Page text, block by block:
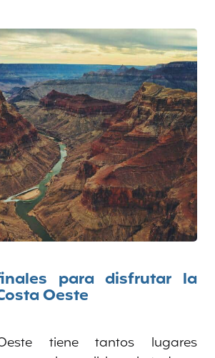
para disfrutar la
Oeste
tiene tantos lugares